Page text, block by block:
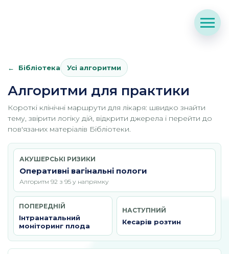
Бібліотека Усі алгоритми
Алгоритми для практики
Короткі клінічні маршрути для лікаря: швидко знайти
тему, звірити логіку дій, відкрити джерела і перейти до
пов'язаних матеріалів Бібліотеки.
ПОПЕРЕДНІЙ
Інтранатальний
моніторинг плода
АКУШЕРСЬКІ РИЗИКИ
Оперативні вагінальні пологи
Алгоритм 92 з 95 у напрямку
НАСТУПНИЙ
Кесарів розтин